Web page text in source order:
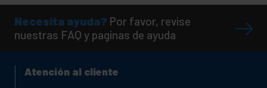
Necesita ayuda? Por favor, revise
nuestras FAQ y paginas de ayuda
Atención al cliente